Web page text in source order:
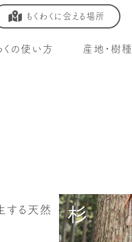
もくわくに会える場所
くの使い方 産地・樹
する天然